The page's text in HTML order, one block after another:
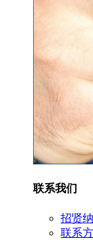
联系我们
招贤
联系